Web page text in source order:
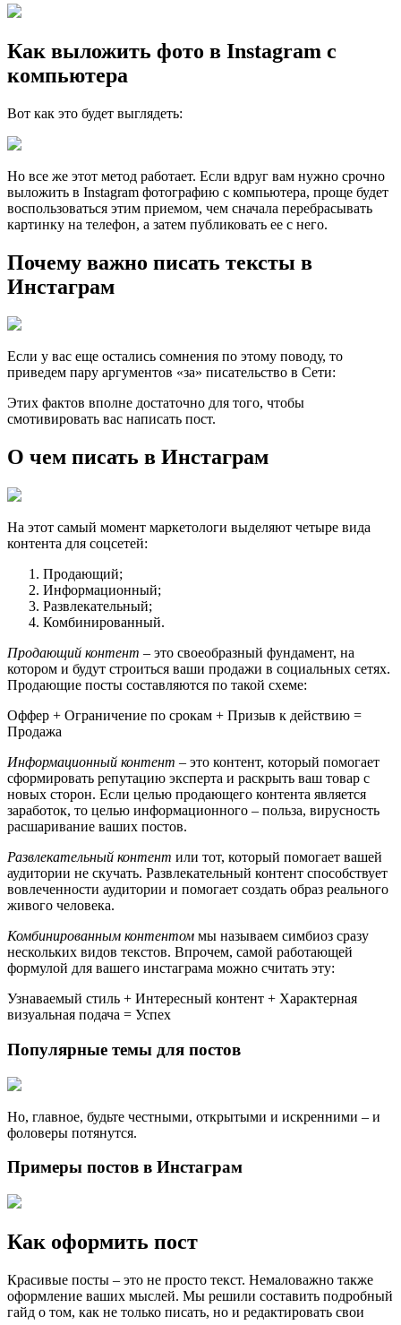
Как выложить фото в Instagram с
компьютера
Вот как это будет выглядеть:
Но все же этот метод работает. Если вдруг вам нужно срочно
выложить в Instagram фотографию с компьютера, проще будет
воспользоваться этим приемом, чем сначала перебрасывать
картинку на телефон, а затем публиковать ее с него.
Почему важно писать тексты в
Инстаграм
Если у вас еще остались сомнения по этому поводу, то
приведем пару аргументов «за» писательство в Сети:
Этих фактов вполне достаточно для того, чтобы
смотивировать вас написать пост.
О чем писать в Инстаграм
На этот самый момент маркетологи выделяют четыре вида
контента для соцсетей:
Продающий;
Информационный;
Развлекательный;
Комбинированный.
Продающий контент – это своеобразный фундамент, на
котором и будут строиться ваши продажи в социальных сетях.
Продающие посты составляются по такой схеме:
Оффер + Ограничение по срокам + Призыв к действию =
Продажа
Информационный контент – это контент, который помогает
сформировать репутацию эксперта и раскрыть ваш товар с
новых сторон. Если целью продающего контента является
заработок, то целью информационного – польза, вирусность
расшаривание ваших постов.
Развлекательный контент или тот, который помогает вашей
аудитории не скучать. Развлекательный контент способствует
вовлеченности аудитории и помогает создать образ реального
живого человека.
Комбинированным контентом мы называем симбиоз сразу
нескольких видов текстов. Впрочем, самой работающей
формулой для вашего инстаграма можно считать эту:
Узнаваемый стиль + Интересный контент + Характерная
визуальная подача = Успех
Популярные темы для постов
Но, главное, будьте честными, открытыми и искренними – и
фоловеры потянутся.
Примеры постов в Инстаграм
Как оформить пост
Красивые посты – это не просто текст. Немаловажно также
оформление ваших мыслей. Мы решили составить подробный
гайд о том, как не только писать, но и редактировать свои